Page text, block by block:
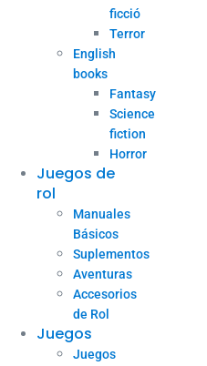
ficció
Terror
English
books
Fantasy
Science
fiction
Horror
Juegos de
rol
Manuales
Básicos
Suplementos
Aventuras
Accesorios
de Rol
Juegos
Juegos